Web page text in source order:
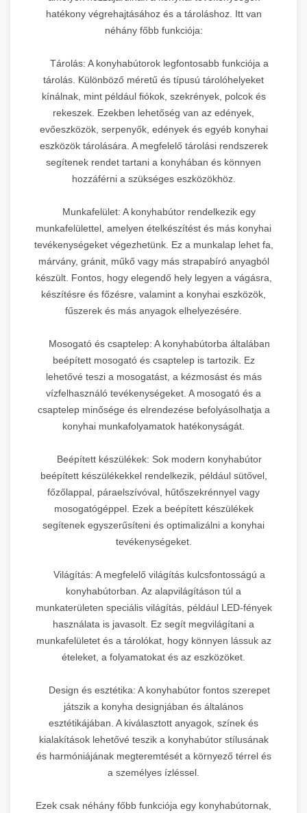
hatékony végrehajtásához és a tároláshoz. Itt van
néhány főbb funkciója:
Tárolás: A konyhabútorok legfontosabb funkciója a
tárolás. Különböző méretű és típusú tárolóhelyeket
kínálnak, mint például fiókok, szekrények, polcok és
rekeszek. Ezekben lehetőség van az edények,
evőeszközök, serpenyők, edények és egyéb konyhai
eszközök tárolására. A megfelelő tárolási rendszerek
segítenek rendet tartani a konyhában és könnyen
hozzáférni a szükséges eszközökhöz.
Munkafelület: A konyhabútor rendelkezik egy
munkafelülettel, amelyen ételkészítést és más konyhai
tevékenységeket végezhetünk. Ez a munkalap lehet fa,
márvány, gránit, műkő vagy más strapabíró anyagból
készült. Fontos, hogy elegendő hely legyen a vágásra,
készítésre és főzésre, valamint a konyhai eszközök,
fűszerek és más anyagok elhelyezésére.
Mosogató és csaptelep: A konyhabútorba általában
beépített mosogató és csaptelep is tartozik. Ez
lehetővé teszi a mosogatást, a kézmosást és más
vízfelhasználó tevékenységeket. A mosogató és a
csaptelep minősége és elrendezése befolyásolhatja a
konyhai munkafolyamatok hatékonyságát.
Beépített készülékek: Sok modern konyhabútor
beépített készülékekkel rendelkezik, például sütővel,
főzőlappal, páraelszívóval, hűtőszekrénnyel vagy
mosogatógéppel. Ezek a beépített készülékek
segítenek egyszerűsíteni és optimalizálni a konyhai
tevékenységeket.
Világítás: A megfelelő világítás kulcsfontosságú a
konyhabútorban. Az alapvilágításon túl a
munkaterületen speciális világítás, például LED-fények
használata is javasolt. Ez segít megvilágítani a
munkafelületet és a tárolókat, hogy könnyen lássuk az
ételeket, a folyamatokat és az eszközöket.
Design és esztétika: A konyhabútor fontos szerepet
játszik a konyha designjában és általános
esztétikájában. A kiválasztott anyagok, színek és
kialakítások lehetővé teszik a konyhabútor stílusának
és harmóniájának megteremtését a környező térrel és
a személyes ízléssel.
Ezek csak néhány főbb funkciója egy konyhabútornak,